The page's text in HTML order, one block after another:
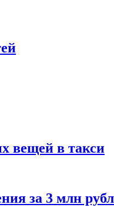
вещей в такси
за 3 млн